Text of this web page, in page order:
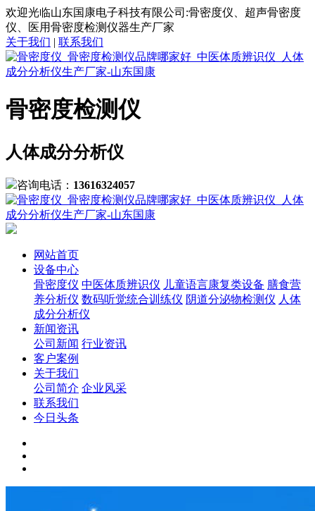
欢迎光临山东国康电子科技有限公司:骨密度仪、超声骨密度
仪、医用骨密度检测仪器生产厂家
关于我们 | 联系我们
骨密度检测仪
人体成分分析仪
咨询电话： 13616324057
网站首页
设备中心
骨密度仪 中医体质辨识仪 儿童语言康复类设备 膳食营
养分析仪 数码听觉统合训练仪 阴道分泌物检测仪 人体
成分分析仪
新闻资讯
公司新闻 行业资讯
客户案例
关于我们
公司简介 企业风采
联系我们
今日头条